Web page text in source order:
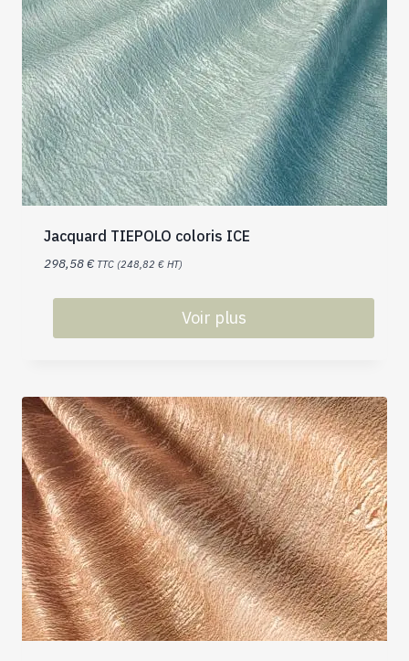
Jacquard TIEPOLO coloris ICE
298,58€ TTC (248,82 € HT)
Voir plus